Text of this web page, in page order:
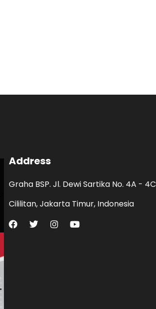
Address
Graha BSP. Jl. Dewi Sartika No. 4A - 4C
Cililitan, Jakarta Timur, Indonesia